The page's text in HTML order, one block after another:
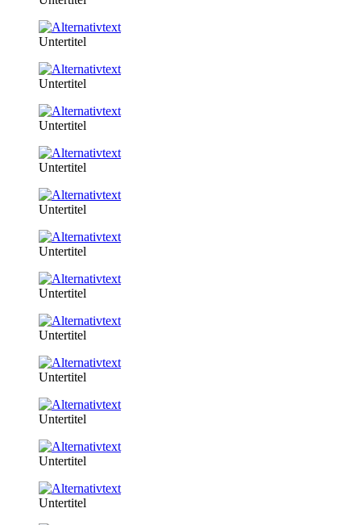
Untertitel
Untertitel
Untertitel
Untertitel
Untertitel
Untertitel
Untertitel
Untertitel
Untertitel
Untertitel
Untertitel
Untertitel